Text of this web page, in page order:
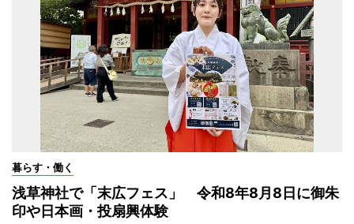
暮らす・働く
浅草神社で「末広フェス」 令和8年8月8日に御朱
印や日本画・投扇興体験